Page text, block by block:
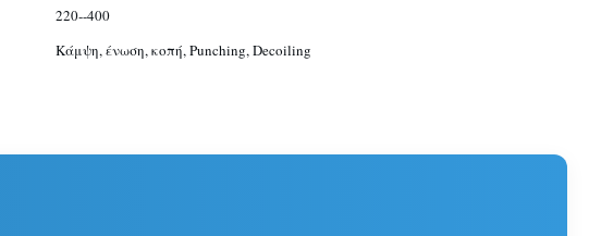
220--400
Κάμψη, ένωση, κοπή, Punching, Decoiling